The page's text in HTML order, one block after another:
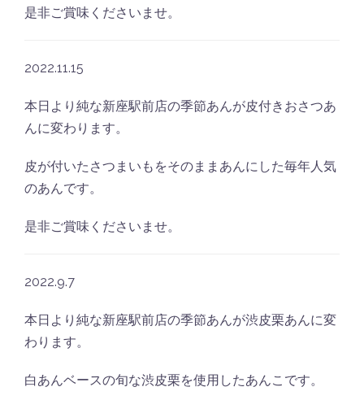
是非ご賞味くださいませ。
2022.11.15
本日より純な新座駅前店の季節あんが皮付きおさつあ
んに変わります。
皮が付いたさつまいもをそのままあんにした毎年人気
のあんです。
是非ご賞味くださいませ。
2022.9.7
本日より純な新座駅前店の季節あんが渋皮栗あんに変
わります。
白あんベースの旬な渋皮栗を使用したあんこです。